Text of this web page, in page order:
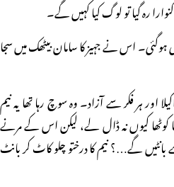
رہ گیا تو لوگ کیا کہیں گے۔
اس نے جہیز کا سامان بیٹھک میں سجا
اور ہر فکر سے آزاد۔ وہ سوچ رہا تھا یہ نیم
کوٹھا کیوں نہ ڈال لے، لیکن اس کے مرنے
گے…؟ نیم کا درختو چلو کاٹ کر بانٹ